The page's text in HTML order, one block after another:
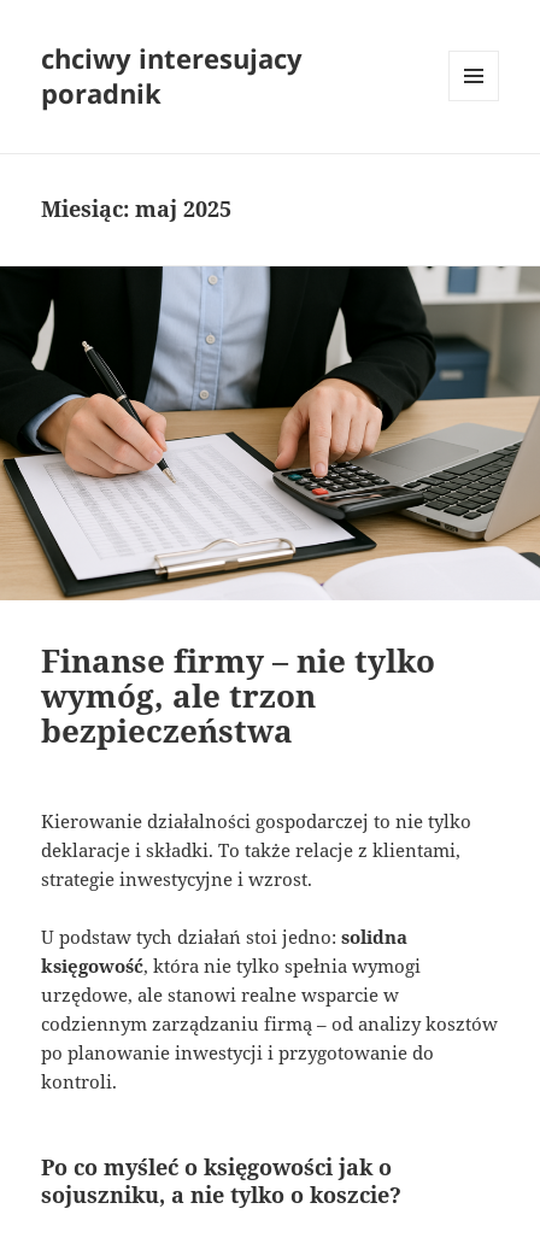
chciwy interesujacy
poradnik
Miesiąc:maj 2025
Finanse firmy – nie tylko
wymóg, ale trzon
bezpieczeństwa
Kierowanie działalności gospodarczej to nie tylko
deklaracje i składki. To także relacje z klientami,
strategie inwestycyjne i wzrost.
U podstaw tych działań stoi jedno:solidna
księgowość, która nie tylko spełnia wymogi
urzędowe, ale stanowi realne wsparcie w
codziennym zarządzaniu firmą – od analizy kosztów
po planowanie inwestycji i przygotowanie do
kontroli.
Po co myśleć o księgowości jak o
sojuszniku, a nie tylko o koszcie?